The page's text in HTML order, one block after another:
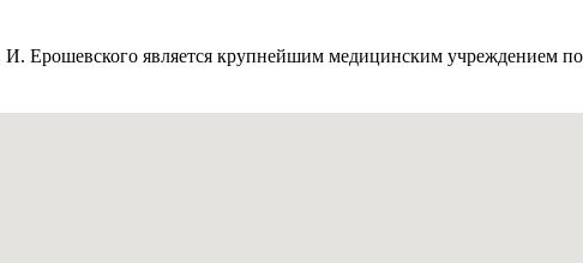
И. Ерошевского является крупнейшим медицинским учреждением